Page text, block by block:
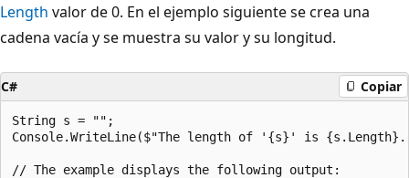
Length valor de 0. En el ejemplo siguiente se crea una
cadena vacía y se muestra su valor y su longitud.
C# Copiar
String s = "";
Console.WriteLine($"The length of '{s}' is
// The example displays the following output: